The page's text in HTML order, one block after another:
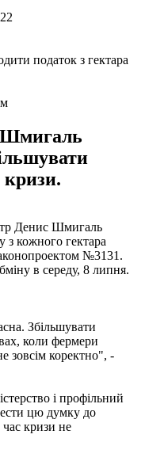
Шмигаль
кризи.
Денис Шмигаль
з кожного гектара
№3131.
в середу, 8 липня.
Збільшувати
коли фермери
зовсім коректно", -
і профільний
цю думку до
час кризи не